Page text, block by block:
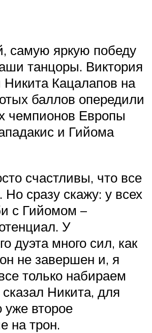
самую яркую победу
танцоры. Виктория
Кацалапов на
баллов опередили
чемпионов Европы
и Гийома
счастливы, что все
Но сразу скажу: у всех
с Гийомом –
У
дуэта много сил, как
не завершен и, я
только набираем
Никита, для
уже второе
на трон.